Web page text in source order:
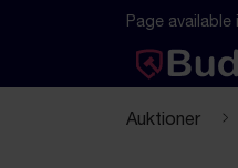
Hoppa till innehåll
Textbaserad (markdown)
Page available
Auktioner